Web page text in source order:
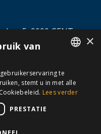
bus 5,9000 GENT
9 430 25 30
FRENCH
×
van
te
stemt u in met alle
Lees verder
PRESTATIE